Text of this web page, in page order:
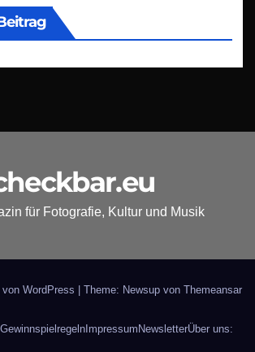
für Fotografie, Kultur und Musik
WordPress | Theme: Newsup von Themeansar
Gewinnspielregeln Impressum NewsletterÜber uns: